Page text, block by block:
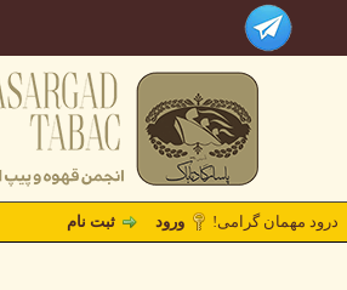
درود مهمان گرامی! ورود ثبت نام